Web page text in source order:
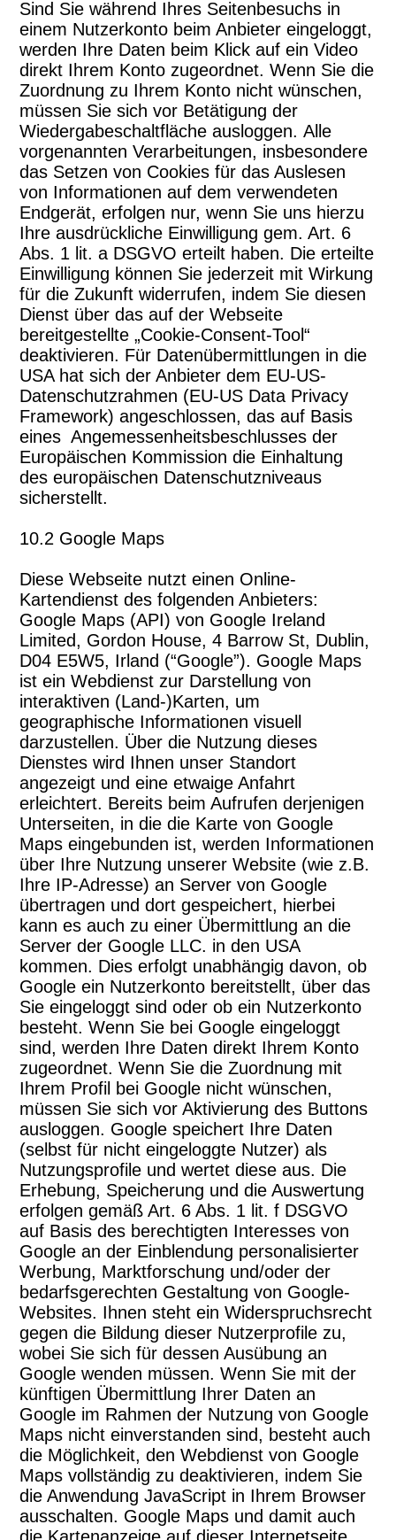
Sind Sie während Ihres Seitenbesuchs in
einem Nutzerkonto beim Anbieter eingeloggt,
werden Ihre Daten beim Klick auf ein Video
direkt Ihrem Konto zugeordnet. Wenn Sie die
Zuordnung zu Ihrem Konto nicht wünschen,
müssen Sie sich vor Betätigung der
Wiedergabeschaltfläche ausloggen. Alle
vorgenannten Verarbeitungen, insbesondere
das Setzen von Cookies für das Auslesen
von Informationen auf dem verwendeten
Endgerät, erfolgen nur, wenn Sie uns hierzu
Ihre ausdrückliche Einwilligung gem. Art. 6
Abs. 1 lit. a DSGVO erteilt haben. Die erteilte
Einwilligung können Sie jederzeit mit Wirkung
für die Zukunft widerrufen, indem Sie diesen
Dienst über das auf der Webseite
bereitgestellte „Cookie-Consent-Tool“
deaktivieren. Für Datenübermittlungen in die
USA hat sich der Anbieter dem EU-US-
Datenschutzrahmen (EU-US Data Privacy
Framework) angeschlossen, das auf Basis
eines Angemessenheitsbeschlusses der
Europäischen Kommission die Einhaltung
des europäischen Datenschutzniveaus
sicherstellt.
10.2 Google Maps
Diese Webseite nutzt einen Online-
Kartendienst des folgenden Anbieters:
Google Maps (API) von Google Ireland
Limited, Gordon House, 4 Barrow St, Dublin,
D04 E5W5, Irland (“Google”). Google Maps
ist ein Webdienst zur Darstellung von
interaktiven (Land-)Karten, um
geographische Informationen visuell
darzustellen. Über die Nutzung dieses
Dienstes wird Ihnen unser Standort
angezeigt und eine etwaige Anfahrt
erleichtert. Bereits beim Aufrufen derjenigen
Unterseiten, in die die Karte von Google
Maps eingebunden ist, werden Informationen
über Ihre Nutzung unserer Website (wie z.B.
Ihre IP-Adresse) an Server von Google
übertragen und dort gespeichert, hierbei
kann es auch zu einer Übermittlung an die
Server der Google LLC. in den USA
kommen. Dies erfolgt unabhängig davon, ob
Google ein Nutzerkonto bereitstellt, über das
Sie eingeloggt sind oder ob ein Nutzerkonto
besteht. Wenn Sie bei Google eingeloggt
sind, werden Ihre Daten direkt Ihrem Konto
zugeordnet. Wenn Sie die Zuordnung mit
Ihrem Profil bei Google nicht wünschen,
müssen Sie sich vor Aktivierung des Buttons
ausloggen. Google speichert Ihre Daten
(selbst für nicht eingeloggte Nutzer) als
Nutzungsprofile und wertet diese aus. Die
Erhebung, Speicherung und die Auswertung
erfolgen gemäß Art. 6 Abs. 1 lit. f DSGVO
auf Basis des berechtigten Interesses von
Google an der Einblendung personalisierter
Werbung, Marktforschung und/oder der
bedarfsgerechten Gestaltung von Google-
Websites. Ihnen steht ein Widerspruchsrecht
gegen die Bildung dieser Nutzerprofile zu,
wobei Sie sich für dessen Ausübung an
Google wenden müssen. Wenn Sie mit der
künftigen Übermittlung Ihrer Daten an
Google im Rahmen der Nutzung von Google
Maps nicht einverstanden sind, besteht auch
die Möglichkeit, den Webdienst von Google
Maps vollständig zu deaktivieren, indem Sie
die Anwendung JavaScript in Ihrem Browser
ausschalten. Google Maps und damit auch